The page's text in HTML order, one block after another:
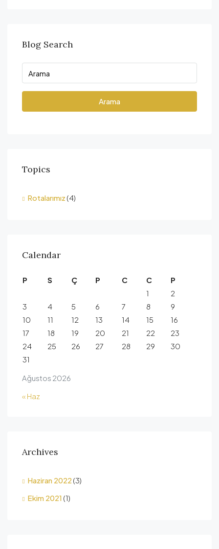
Blog Search
Arama
Topics
Rotalarımız (4)
Calendar
Ağustos 2026
P S Ç P C C
P
1
2
3
4 5 6 7 8
9
10
11 12 13 14 15
16
17
18 19 20 21 22
23
24
25 26 27 28 29
30
31
« Haz
Archives
Haziran 2022 (3)
Ekim 2021 (1)